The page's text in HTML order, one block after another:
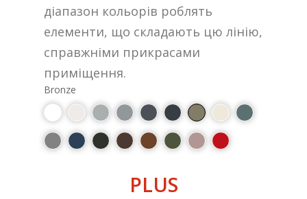
діапазон кольорів роблять
елементи, що складають цю лінію,
справжніми прикрасами
приміщення.
Bronze
PLUS